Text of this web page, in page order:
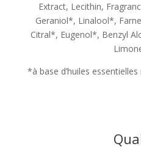
Extract, Lecithin,
Geraniol*, Linalool*,
Citral*, Eugenol*, Benzyl
*à base d’huiles